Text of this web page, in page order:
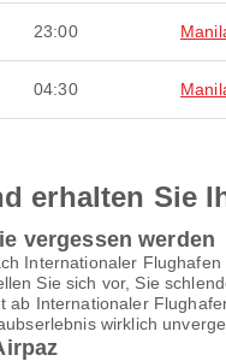
23:00
04:30
erhalten Sie
vergessen werden
Internationaler
Sie sich vor, Sie
Internationaler
wirklich